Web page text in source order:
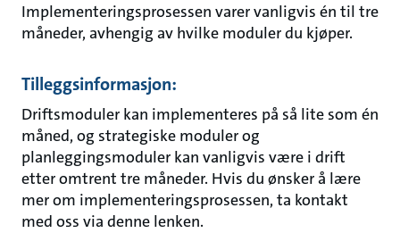
Implementeringsprosessen varer vanligvis én til tre
måneder, avhengig av hvilke moduler du kjøper.
Tilleggsinformasjon:
Driftsmoduler kan implementeres på så lite som én
måned, og strategiske moduler og
planleggingsmoduler kan vanligvis være i drift
etter omtrent tre måneder. Hvis du ønsker å lære
mer om implementeringsprosessen, ta kontakt
med oss via denne lenken.